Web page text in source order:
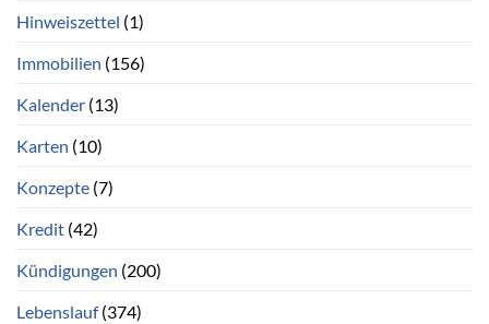
Hinweiszettel (1)
Immobilien (156)
Kalender (13)
Karten (10)
Konzepte (7)
Kredit (42)
Kündigungen (200)
Lebenslauf(374)